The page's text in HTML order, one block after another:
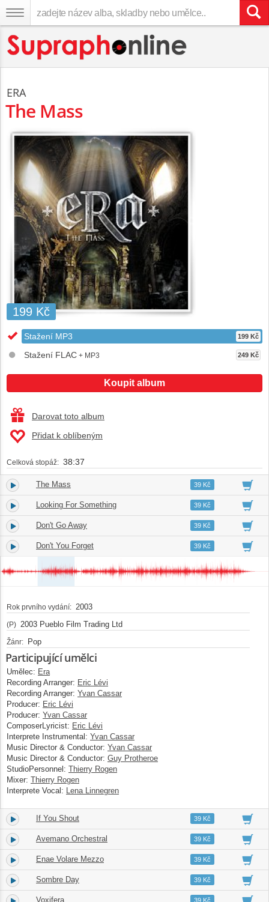
ERA
The Mass
199 Kč
Stažení MP3 199 Kč
Stažení FLAC + MP3 249 Kč
Koupit album
Darovat toto album
Přidat k oblíbeným
Celková stopáž: 38:37
1. The Mass 03:3739 Kč
2. Looking For Something 04:0439 Kč
3. Don't Go Away 04:2239 Kč
4. Don't You Forget 03:3639 Kč
Rok prvního vydání: 2003
(P) 2003 Pueblo Film Trading Ltd
Žánr: Pop
Participující umělci
Umělec: Era
Recording Arranger: Eric Lévi
Recording Arranger: Yvan Cassar
Producer: Eric Lévi
Producer: Yvan Cassar
ComposerLyricist: Eric Lévi
Interprete Instrumental: Yvan Cassar
Music Director & Conductor: Yvan Cassar
Music Director & Conductor: Guy Protheroe
StudioPersonnel: Thierry Rogen
Mixer: Thierry Rogen
Interprete Vocal: Lena Linnegren
5. If You Shout 03:4439 Kč
6. Avemano Orchestral 04:1639 Kč
7. Enae Volare Mezzo 03:3339 Kč
8. Sombre Day 03:4139 Kč
9. Voxifera 04:2139 Kč